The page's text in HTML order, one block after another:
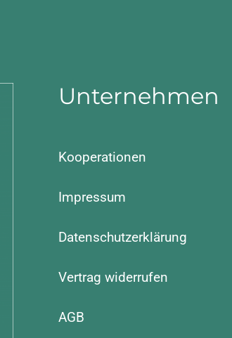
Unternehmen
Kooperationen
Impressum
Datenschutzerklärung
Vertrag widerrufen
AGB